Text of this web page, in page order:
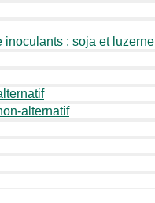
inoculants : soja et luzerne
alternatif